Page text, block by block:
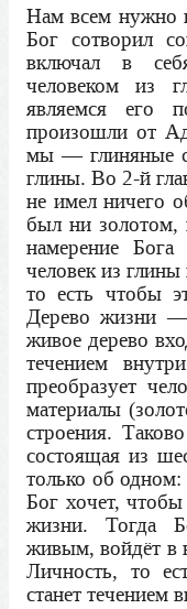
Нам всем нужно
Бог сотворил
включал в
человеком
являемся его
произошли от
мы — глиняные
глины. Во 2-й
не имел ничего
был ни
намерение
человек из
то есть чтобы
Дерево жизни —
живое дерево
течением
преобразует
материалы
строения.
состоящая из
только об
Бог хочет,
жизни. Тогда
живым, войдёт в
Личность, то
станет течением